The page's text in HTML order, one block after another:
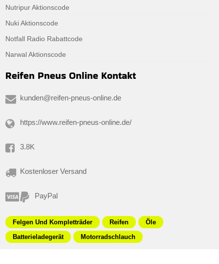
Nutripur Aktionscode
Nuki Aktionscode
Notfall Radio Rabattcode
Narwal Aktionscode
Reifen Pneus Online Kontakt
kunden@reifen-pneus-online.de
https://www.reifen-pneus-online.de/
3.8K
Kostenloser Versand
PayPal
Felgen Und Kompletträder Reifen
Öle
Batterieladegerät
Motorradschlauch